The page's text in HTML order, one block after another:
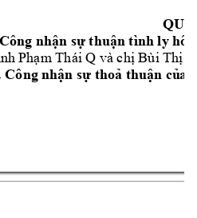
nhận sự thuận tình ly
Phạm Thái Q và chị Bùi Thị
nhận sự thoả thuận của